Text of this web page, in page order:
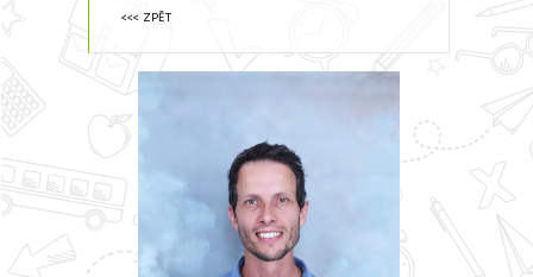
<<< ZPĚT